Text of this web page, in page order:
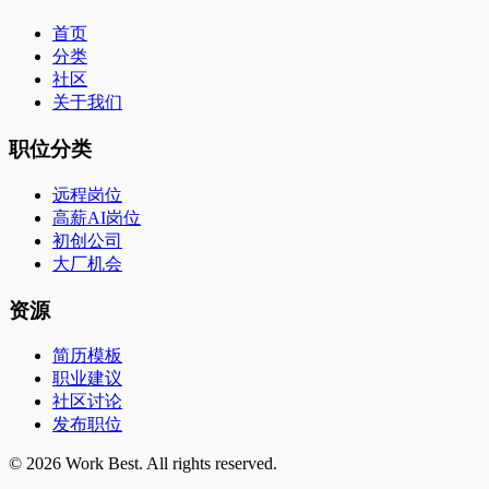
首页
分类
社区
关于我们
职位分类
远程岗位
高薪AI岗位
初创公司
大厂机会
资源
简历模板
职业建议
社区讨论
发布职位
© 2026 Work Best. All rights reserved.